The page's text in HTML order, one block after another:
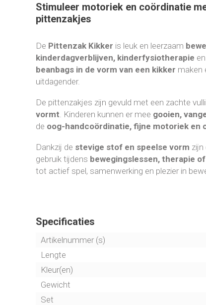
Stimuleer motoriek en coördinatie
pittenzakjes
De Pittenzak Kikker is leuk en leerzaam
kinderdagverblijven, kinderfysiotherapie en
beanbags in de vorm van een kikker maken
uitdagender.
De pittenzakjes zijn gevuld met een zachte
vormt . Kinderen kunnen er mee gooien,
de oog-handcoördinatie, fijne motoriek en
Dankzij de stevige stof en speelse vorm zijn
gebruik tijdens bewegingslessen, therapie
tot actief spel, samenwerking en plezier in
Specificaties
Artikelnummer (s)
Lengte
Kleur(en)
Gewicht
Set